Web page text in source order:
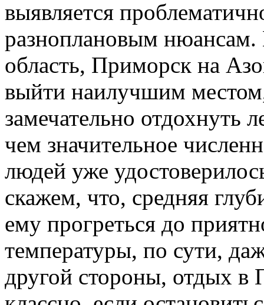
выявляется
разноплановым
область, Приморск на
выйти наилучшим
замечательно отдохнуть
чем значительное
людей уже
скажем, что, средняя
ему прогреться до
температуры, по сути,
другой стороны, отдых в